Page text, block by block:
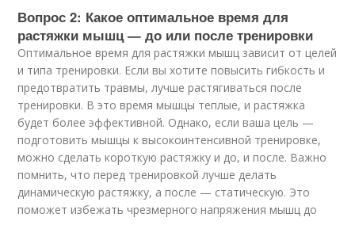
Вопрос 2: Какое оптимальное время для
растяжки мышц — до или после тренировки
Оптимальное время для растяжки мышц зависит от целей
и типа тренировки. Если вы хотите повысить гибкость и
предотвратить травмы, лучше растягиваться после
тренировки. В это время мышцы теплые, и растяжка
будет более эффективной. Однако, если ваша цель —
подготовить мышцы к высокоинтенсивной тренировке,
можно сделать короткую растяжку и до, и после. Важно
помнить, что перед тренировкой лучше делать
динамическую растяжку, а после — статическую. Это
поможет избежать чрезмерного напряжения мышц до